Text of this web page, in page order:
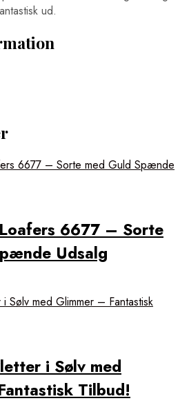
ud.
Loafers 6677 – Sorte
Udsalg
i Sølv med
Tilbud!